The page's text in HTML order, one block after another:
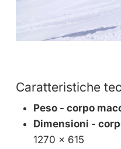
Caratteristiche
Peso - corpo
Dimensioni -
1270 x 615